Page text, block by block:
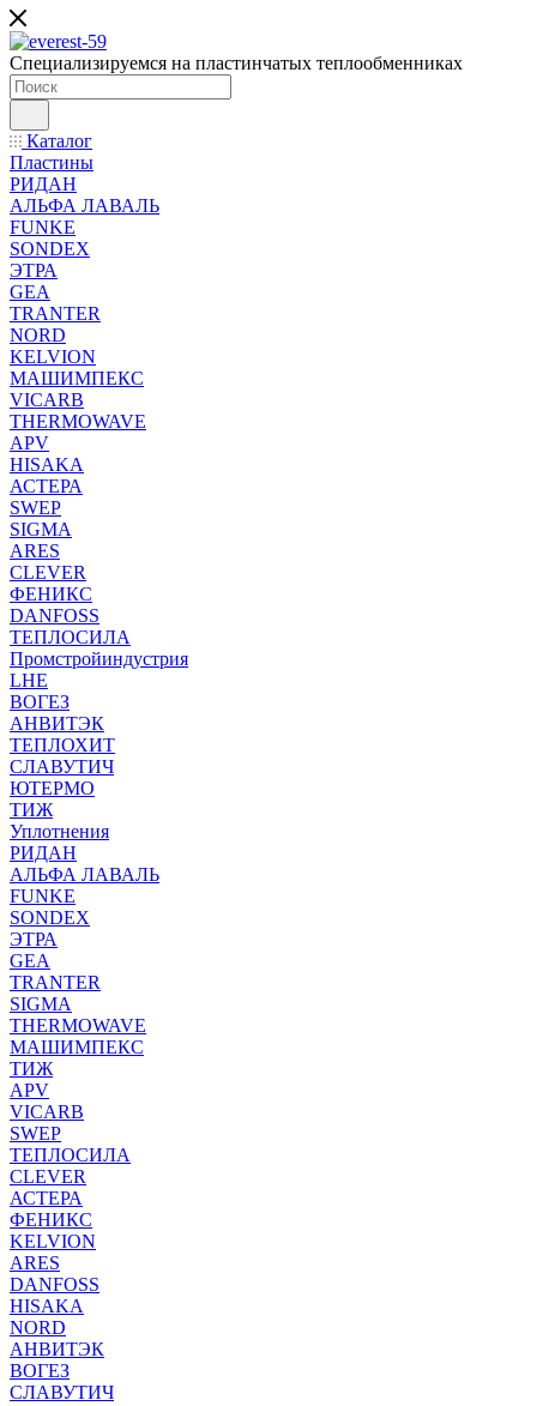
Специализируемся на пластинчатых теплообменниках
Каталог
Пластины
РИДАН
АЛЬФА ЛАВАЛЬ
FUNKE
SONDEX
ЭТРА
GEA
TRANTER
NORD
KELVION
МАШИМПЕКС
VICARB
THERMOWAVE
APV
HISAKA
АСТЕРА
SWEP
SIGMA
ARES
CLEVER
ФЕНИКС
DANFOSS
ТЕПЛОСИЛА
Промстройиндустрия
LHE
ВОГЕЗ
АНВИТЭК
ТЕПЛОХИТ
СЛАВУТИЧ
ЮТЕРМО
ТИЖ
Уплотнения
РИДАН
АЛЬФА ЛАВАЛЬ
FUNKE
SONDEX
ЭТРА
GEA
TRANTER
SIGMA
THERMOWAVE
МАШИМПЕКС
ТИЖ
APV
VICARB
SWEP
ТЕПЛОСИЛА
CLEVER
АСТЕРА
ФЕНИКС
KELVION
ARES
DANFOSS
HISAKA
NORD
АНВИТЭК
ВОГЕЗ
СЛАВУТИЧ